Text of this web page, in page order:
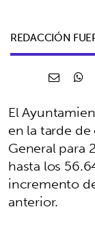
REDACCIÓN
El
en la tarde
General para
hasta los
incremento
anterior.